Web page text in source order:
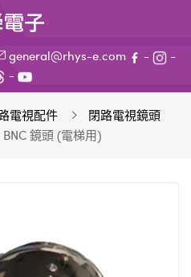
general@rhys-e.com -
-
-
電視配件
閉路電視鏡頭
鏡頭 (電梯用)